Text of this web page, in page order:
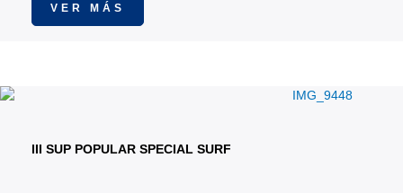
VER MÁS
III SUP POPULAR SPECIAL SURF